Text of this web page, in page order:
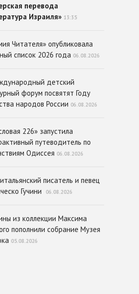
перевода
Израиля» 13:35
Читателя» опубликовала
список 2026 года 06.08.2026
детский
форум посвятят Году
народов России 06.08.2026
226» запустила
путеводитель по
Одиссея 06.08.2026
писатель и певец
Гучини
06.08.2026
из коллекции Максима
пополнили собрание Музея
05.08.2026